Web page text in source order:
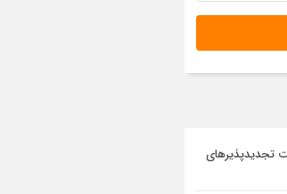
ظرفیت تجدیدپذیرهای